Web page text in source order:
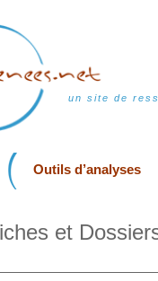
un site de
Outils d’analyses
et